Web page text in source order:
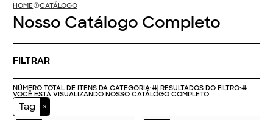
HOME CATÁLOGO
Nosso Catálogo Completo
FILTRAR
NÚMERO TOTAL DE ITENS DA CATEGORIA:#| RESULTADOS DO FILTRO:#
VOCÊ ESTÁ VISUALIZANDO NOSSO CATÁLOGO COMPLETO
Tag